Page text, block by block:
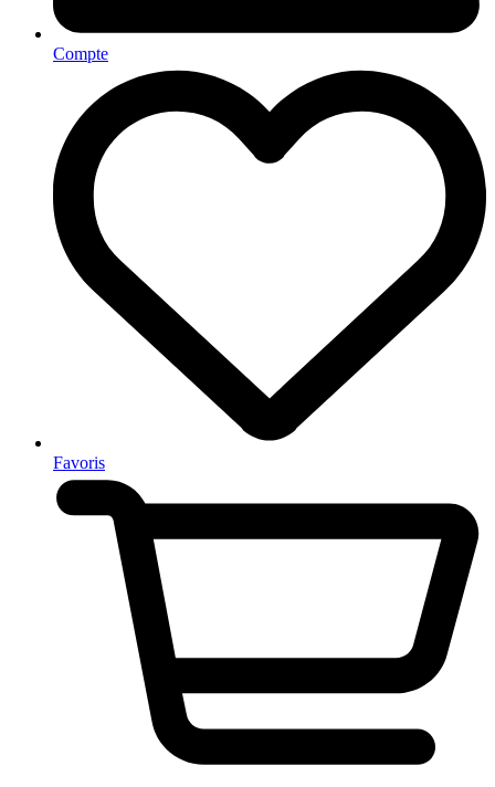
Compte
Favoris